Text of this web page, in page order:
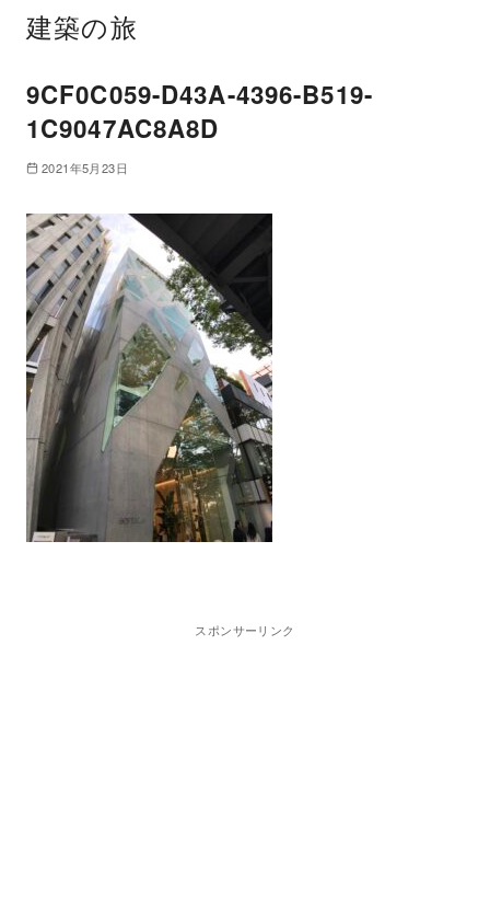
建築の旅
9CF0C059-D43A-4396-B519-
1C9047AC8A8D
2021年5月23日
スポンサーリンク